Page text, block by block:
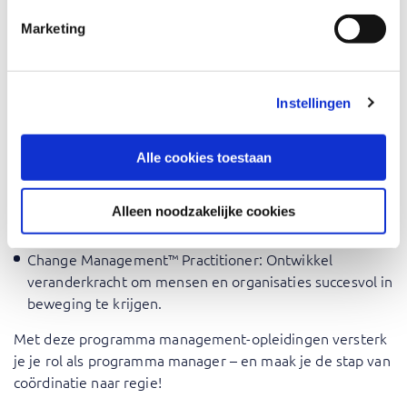
Marketing
Instellingen
Alle cookies toestaan
Alleen noodzakelijke cookies
ondersteunen bij specifieke aspecten van hun rol, zoals
wendbaarheid, portfolio-afstemming en waardecreatie:
Agile Programme Management (AgilePgM®): Leer hoe
MoP® Practitioner (Management of Portfolios)
Ontwikkel de vaardigheden om richting en waarde te
creëren in complexe portfolio’s.
Managing Benefits™ Foundation: Leer hoe je
programmatische waarde expliciet maakt en stuurt op
baten.
Change Management™ Practitioner: Ontwikkel
veranderkracht om mensen en organisaties succesvol in
beweging te krijgen.
Met deze programma management-opleidingen versterk
je je rol als programma manager – en maak je de stap van
coördinatie naar regie!